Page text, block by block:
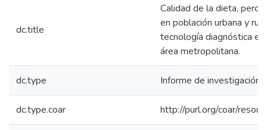
dc.title
Calidad de la dieta,
en población urbana y
tecnología diagnóstica en
área metropolitana.
dc.type Informe de investigación
dc.type.coar http://purl.org/coar/